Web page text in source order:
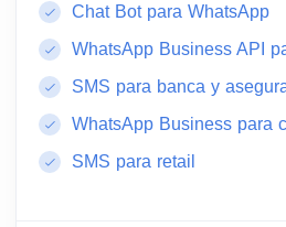
Chat Bot para WhatsApp
WhatsApp Business API
SMS para banca y
WhatsApp Business para
SMS para retail